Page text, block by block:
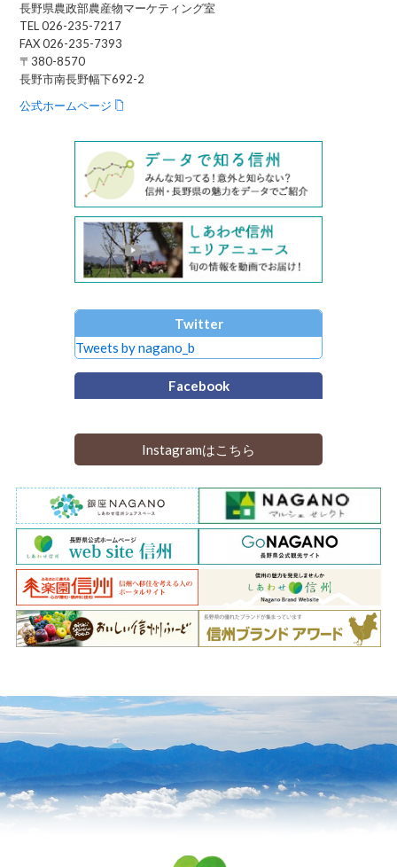
長野県農政部農産物マーケティング室
TEL 026-235-7217
FAX 026-235-7393
〒380-8570
長野市南長野幅下692-2
公式ホームページ
Twitter
Tweets by nagano_b
Facebook
Instagramはこちら